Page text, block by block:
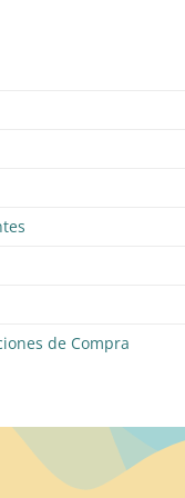
de Compra